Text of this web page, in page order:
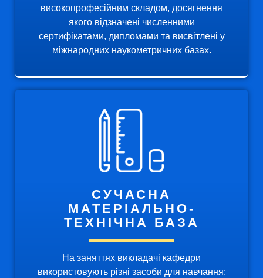
високопрофесійним складом, досягнення
якого відзначені численними
сертифікатами, дипломами та висвітлені у
міжнародних наукометричних базах.
СУЧАСНА
МАТЕРІАЛЬНО-
ТЕХНІЧНА БАЗА
На заняттях викладачі кафедри
використовують різні засоби для навчання: